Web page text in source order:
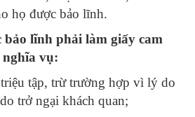
họ được bảo lĩnh.
bảo lĩnh phải làm giấy cam
nghĩa vụ:
tập, trừ trường hợp vì lý do
trở ngại khách quan;